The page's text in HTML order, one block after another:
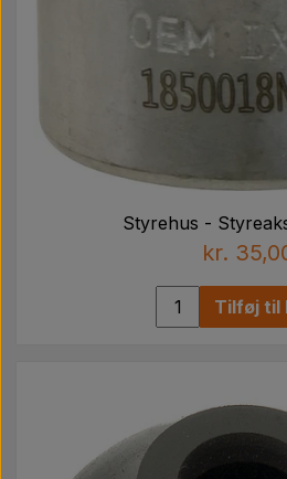
Styrehus -
kr.
Tilføj til